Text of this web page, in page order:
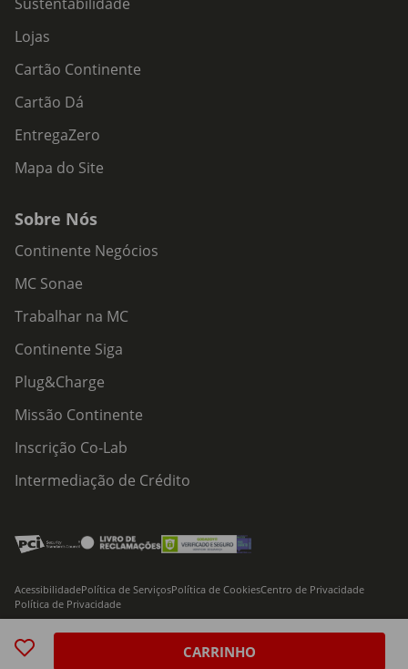
CARRINHO
Sustentabilidade
Lojas
Cartão Continente
Cartão Dá
EntregaZero
Mapa do Site
Sobre Nós
Continente Negócios
MC Sonae
Trabalhar na MC
Continente Siga
Plug&Charge
Missão Continente
Inscrição Co-Lab
Intermediação de Crédito
© 2026 Modelo Continente Hipermercados, S.A. Todos os direitos reservados
AcessibilidadePolítica de ServiçosPolítica de CookiesCentro de Privacidade
Política de Privacidade